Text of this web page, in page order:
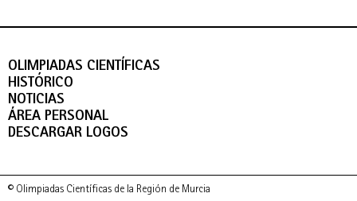
OLIMPIADAS CIENTÍFICAS
HISTÓRICO
NOTICIAS
ÁREA PERSONAL
DESCARGAR LOGOS
© Olimpiadas Científicas de la Región de Murcia